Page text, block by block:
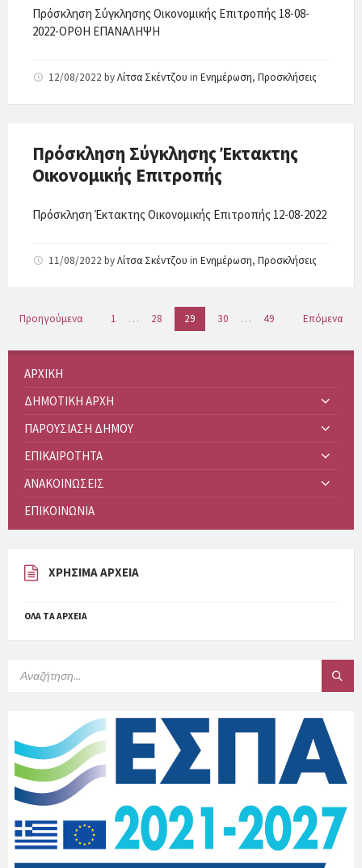
Πρόσκληση Σύγκλησης Οικονομικής Επιτροπής 18-08-
2022-ΟΡΘΗ ΕΠΑΝΑΛΗΨΗ
12/08/2022 byΛίτσα Σκέντζου in Ενημέρωση, Προσκλήσεις
Πρόσκληση Σύγκλησης Έκτακτης
Οικονομικής Επιτροπής
Πρόσκληση Έκτακτης Οικονομικής Επιτροπής 12-08-2022
11/08/2022 byΛίτσα Σκέντζου in Ενημέρωση, Προσκλήσεις
Πλοήγηση
Προηγούμενα 1 … 28 29 30 … 49 Επόμενα
ΑΡΧΙΚΗ
ΔΗΜΟΤΙΚΗ ΑΡΧΗ
ΠΑΡΟΥΣΙΑΣΗ ΔΗΜΟΥ
ΕΠΙΚΑΙΡΟΤΗΤΑ
ΑΝΑΚΟΙΝΩΣΕΙΣ
ΕΠΙΚΟΙΝΩΝΙΑ
ΧΡΗΣΙΜΑ ΑΡΧΕΙΑ
ΌΛΑ ΤΑ ΑΡΧΕΊΑ